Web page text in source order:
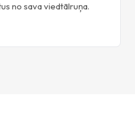
no sava viedtālruņa.